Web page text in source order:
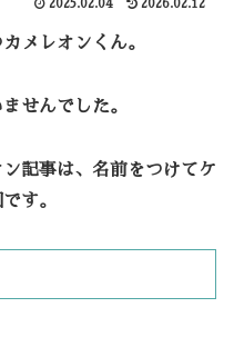
2025.02.04 2026.02.12
メレオンくん。
せんでした。
記事は、名前をつけてケ
す。